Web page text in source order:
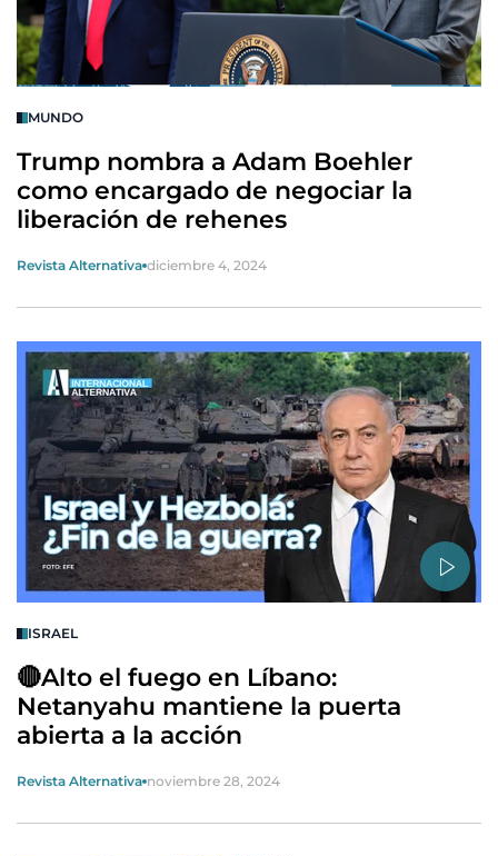
MUNDO
Trump nombra a Adam Boehler
como encargado de negociar la
liberación de rehenes
Revista Alternativa diciembre 4, 2024
ISRAEL
🔴Alto el fuego en Líbano:
Netanyahu mantiene la puerta
abierta a la acción
Revista Alternativa noviembre 28, 2024